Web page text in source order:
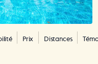
Prix Distances